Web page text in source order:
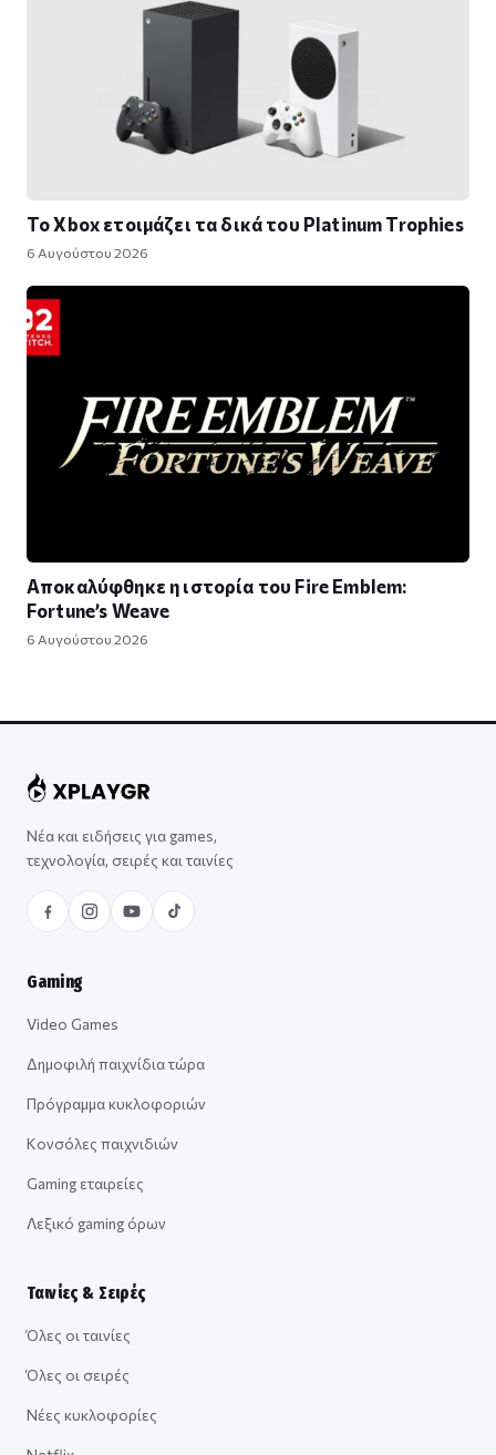
Το Xbox ετοιμάζει τα δικά του Platinum Trophies
6 Αυγούστου 2026
Αποκαλύφθηκε η ιστορία του Fire Emblem:
Fortune’s Weave
6 Αυγούστου 2026
Νέα και ειδήσεις για games,
τεχνολογία, σειρές και ταινίες
Gaming
Video Games
Δημοφιλή παιχνίδια τώρα
Πρόγραμμα κυκλοφοριών
Κονσόλες παιχνιδιών
Gaming εταιρείες
Λεξικό gaming όρων
Ταινίες & Σειρές
Όλες οι ταινίες
Όλες οι σειρές
Νέες κυκλοφορίες